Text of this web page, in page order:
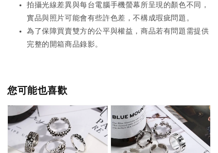
拍攝光線差異與每台電腦手機螢幕所呈現的顏色不同，
實品與照片可能會有些許色差，不構成瑕疵問題。
為了保障買賣雙方的公平與權益，商品若有問題需提供
完整的開箱商品錄影。
您可能也喜歡